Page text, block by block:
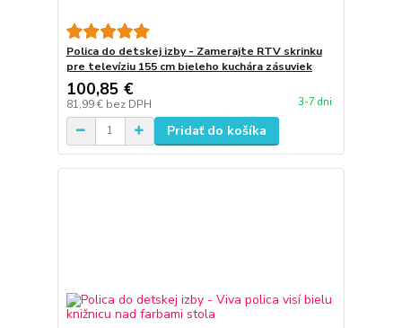
Polica do detskej izby - Zamerajte RTV skrinku
pre televíziu 155 cm bieleho kuchára zásuviek
100,85 €
81,99 € bez DPH 3-7 dni
Pridať do košíka